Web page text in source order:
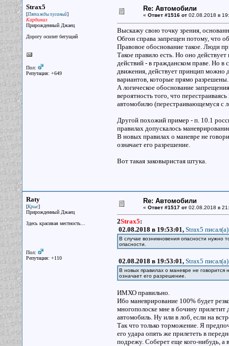
Strax5
[Пятижды пуганый]
Кардинал
Прирожденный Джаец
Дорогу осилит бегущий
Пол:
Репутация: +649
Re: Автомобили
« Ответ #1516 от02.08.2018 в
Выскажу свою точку зрения,
Обгон справа запрещен потому, что
Правовое обоснование такое. Люди
Такое правило есть. Но оно
действий - в гражданском праве. Но в
движения, действует принцип можно
вариантов, которые прямо
А логическое обоснование
вероятность того, что
автомобилю (перестраивающемуся с
Другой похожий пример - п. 10.1
правилах допускалось
В новых правилах о маневре не
означает его разрешение.
Вот такая заковыристая штука.
Raty
[Крыс]
Прирожденный Джаец
Здесь красивая местность...
Пол:
Репутация: +110
Re: Автомобили
« Ответ #1517 от02.08.2018 в
2Strax5:
02.08.2018 в 19:53:01, Strax5 писал(a)
В случае возникновения опасности нужно
опасности.
02.08.2018 в 19:53:01, Strax5 писал(a)
В новых правилах о маневре не говорится
означает его разрешение.
ИМХО правильно.
Ибо маневрирование 100% будет
многополоске мне в бочину
автомобиль. Ну или в лоб, если на
Так что только торможение. Я
его удара опять же прилететь в
подрежу. Соберет еще кого-нибудь, а